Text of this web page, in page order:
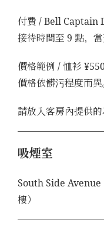
付費 / Bell Captain
接待時間至 9 點，
價格範例 / 恤衫
價格依髒污程度而異
請放入客房內提供的
吸煙室
South Side Avenue
樓）